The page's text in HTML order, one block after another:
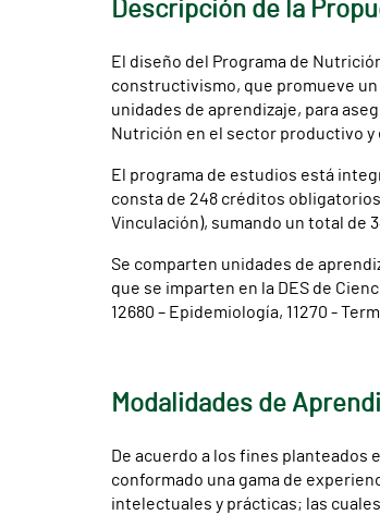
Descripción de la
El diseño del Programa de
constructivismo, que promueve un
unidades de aprendizaje, para
Nutrición en el sector productivo y
El programa de estudios está
consta de 248 créditos
Vinculación), sumando un total de
Se comparten unidades de
que se imparten en la DES de
12680 – Epidemiología, 11270 -
Modalidades de
De acuerdo a los fines planteados
conformado una gama de
intelectuales y prácticas; las